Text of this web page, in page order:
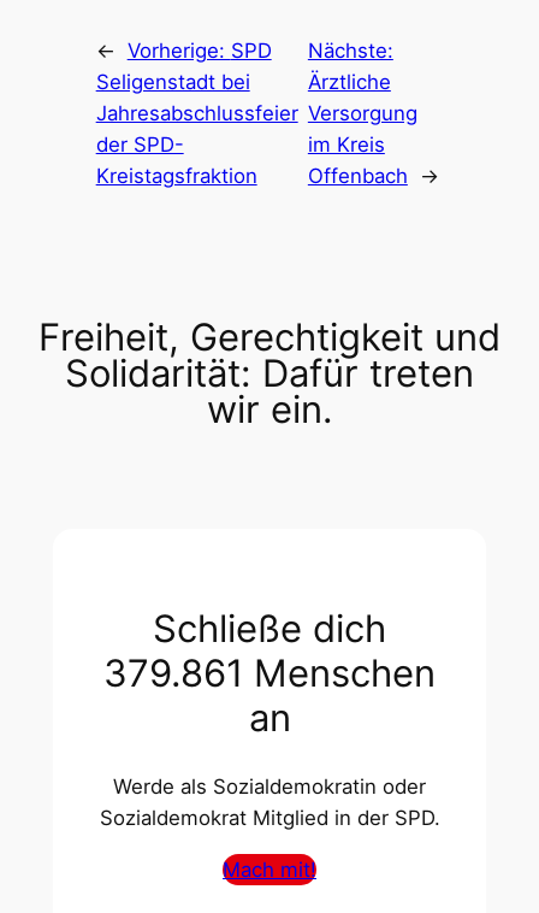
← Vorherige: SPD
Seligenstadt bei
Jahresabschlussfeier
der SPD-
Kreistagsfraktion
Nächste:
Ärztliche
Versorgung
im Kreis
Offenbach
→
Freiheit, Gerechtigkeit und
Solidarität: Dafür treten
wir ein.
Schließe dich
379.861 Menschen
an
Werde als Sozialdemokratin oder
Sozialdemokrat Mitglied in der SPD.
Mach mit!